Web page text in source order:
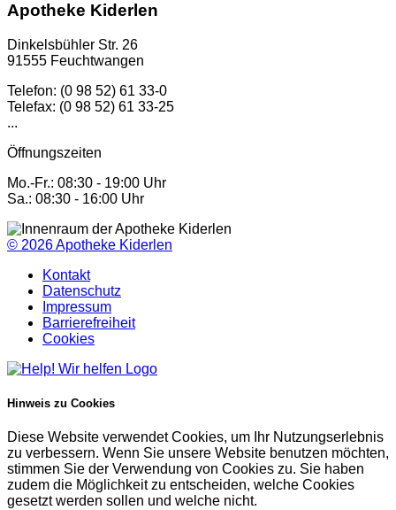
Apotheke Kiderlen
Dinkelsbühler Str. 26
91555 Feuchtwangen
Telefon: (0 98 52) 61 33-0
Telefax: (0 98 52) 61 33-25
...
Öffnungszeiten
Mo.-Fr.: 08:30 - 19:00 Uhr
Sa.: 08:30 - 16:00 Uhr
© 2026Apotheke Kiderlen
Kontakt
Datenschutz
Impressum
Barrierefreiheit
Cookies
Hinweis zu Cookies
Diese Website verwendet Cookies, um Ihr Nutzungserlebnis
zu verbessern. Wenn Sie unsere Website benutzen möchten,
stimmen Sie der Verwendung von Cookies zu. Sie haben
zudem die Möglichkeit zu entscheiden, welche Cookies
gesetzt werden sollen und welche nicht.